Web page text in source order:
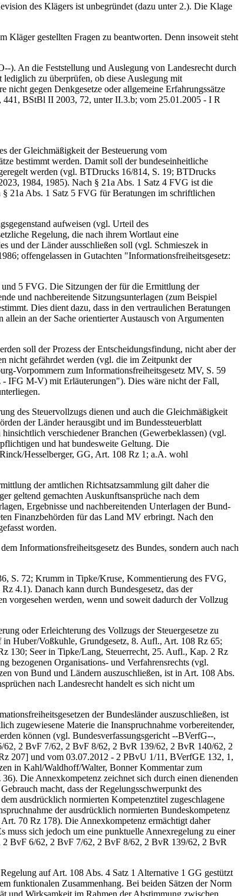
des Klägers ist unbegründet (dazu unter 2.). Die Klage
gestellten Fragen zu beantworten. Denn insoweit steht
An die Feststellung und Auslegung von Landesrecht durch
zu überprüfen, ob diese Auslegung mit
nicht gegen Denkgesetze oder allgemeine Erfahrungssätze
BStBl II 2003, 72, unter II.3.b; vom 25.01.2005 - I R
der Gleichmäßigkeit der Besteuerung vom
bestimmt werden. Damit soll der bundeseinheitliche
werden (vgl. BTDrucks 16/814, S. 19; BTDrucks
1984, 1985). Nach § 21a Abs. 1 Satz 4 FVG ist die
21a Abs. 1 Satz 5 FVG für Beratungen im schriftlichen
aufweisen (vgl. Urteil des
Regelung, die nach ihrem Wortlaut eine
und der Länder ausschließen soll (vgl. Schmieszek in
offengelassen in Gutachten "Informationsfreiheitsgesetz:
5 FVG. Die Sitzungen der für die Ermittlung der
und nachbereitende Sitzungsunterlagen (zum Beispiel
Dies dient dazu, dass in den vertraulichen Beratungen
an der Sache orientierter Austausch von Argumenten
soll der Prozess der Entscheidungsfindung, nicht aber der
nicht gefährdet werden (vgl. die im Zeitpunkt der
Vorpommern zum Informationsfreiheitsgesetz MV, S. 59
- IFG M-V) mit Erläuterungen"). Dies wäre nicht der Fall,
des Steuervollzugs dienen und auch die Gleichmäßigkeit
der Länder herausgibt und im Bundessteuerblatt
verschiedener Branchen (Gewerbeklassen) (vgl.
und hat bundesweite Geltung. Die
Hesselberger, GG, Art. 108 Rz 1; a.A. wohl
der amtlichen Richtsatzsammlung gilt daher die
geltend gemachten Auskunftsansprüche nach dem
Ergebnisse und nachbereitenden Unterlagen der Bund-
Finanzbehörden für das Land MV erbringt. Nach den
worden.
Informationsfreiheitsgesetz des Bundes, sondern auch nach
S. 72; Krumm in Tipke/Kruse, Kommentierung des FVG,
4.1). Danach kann durch Bundesgesetz, das der
vorgesehen werden, wenn und soweit dadurch der Vollzug
oder Erleichterung des Vollzugs der Steuergesetze zu
Huber/Voßkuhle, Grundgesetz, 8. Aufl., Art. 108 Rz 65;
130; Seer in Tipke/Lang, Steuerrecht, 25. Aufl., Kap. 2 Rz
bezogenen Organisations- und Verfahrensrechts (vgl.
von Bund und Ländern auszuschließen, ist in Art. 108 Abs.
nach Landesrecht handelt es sich nicht um
der Bundesländer auszuschließen, ist
zugewiesene Materie die Inanspruchnahme vorbereitender,
können (vgl. Bundesverfassungsgericht ‑‑BVerfG‑‑,
2 BvF 7/62, 2 BvF 8/62, 2 BvR 139/62, 2 BvR 140/62, 2
207] und vom 03.07.2012 - 2 PBvU 1/11, BVerfGE 132, 1,
in Kahl/Waldhoff/Walter, Bonner Kommentar zum
Die Annexkompetenz zeichnet sich durch einen dienenden
macht, dass der Regelungsschwerpunkt des
ausdrücklich normierten Kompetenztitel zugeschlagene
der ausdrücklich normierten Bundeskompetenz
70 Rz 178). Die Annexkompetenz ermächtigt daher
sich jedoch um eine punktuelle Annexregelung zu einer
2 BvF 6/62, 2 BvF 7/62, 2 BvF 8/62, 2 BvR 139/62, 2 BvR
auf Art. 108 Abs. 4 Satz 1 Alternative 1 GG gestützt
funktionalen Zusammenhang. Bei beiden Sätzen der Norm
und Wirksamkeit im Rahmen der Abstimmung zwischen